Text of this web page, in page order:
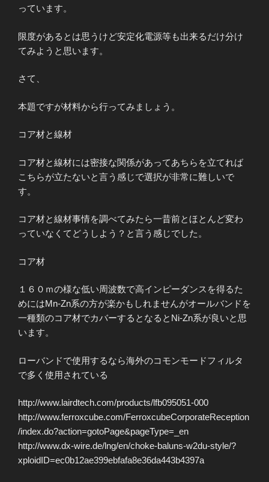
っています。
限度があるとは思うけど安定化電源等も出来るだけ分け
てみようと思います。
さて、
本題ですが材料から行ってみましょう。
コア材と線材
コア材と線材には密接な関係があってあちらを立てれば
こちらが立たないと言う感じで選択が非常に難しいで
す。
コア材と線材事情を調べてみたら一昔前とほとんど変わ
っていなくてどうしよう？と言う感じでした。
コア材
１６０ｍの様な低い周波数で高インピーダンスを得るた
めにはMn-Zn系の方が楽かもしれませんがオールバンドを
一種類のコア材でカバーするとなるとNi-Zn系が良いと思
います。
ローバンドで使用するなら海外のコモンモードフィルタ
で多く使用されている
http://www.lairdtech.com/products/lfb095051-000
http://www.ferroxcube.com/FerroxcubeCorporateReception
/index.do?action=gotoPage&pageType=_en
http://www.dx-wire.de/lng/en/choke-baluns-w2du-style/?
xploidID=ec0b12ae399ebfafa8e36da443b4397a